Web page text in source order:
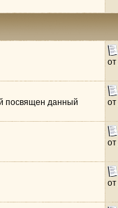
от
посвящен данный
от
от
от